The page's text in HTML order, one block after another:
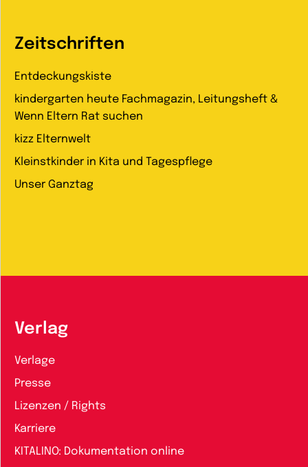
Zeitschriften
Entdeckungskiste
kindergarten heute Fachmagazin, Leitungsheft &
Wenn Eltern Rat suchen
kizz Elternwelt
Kleinstkinder in Kita und Tagespflege
Unser Ganztag
Verlag
Verlage
Presse
Lizenzen / Rights
Karriere
KITALINO: Dokumentation online